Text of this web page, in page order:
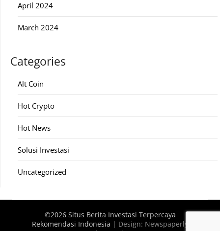
April 2024
March 2024
Categories
Alt Coin
Hot Crypto
Hot News
Solusi Investasi
Uncategorized
©2026 Situs Berita Investasi Terpercaya
Rekomendasi Indonesia | Design: Newspaperly